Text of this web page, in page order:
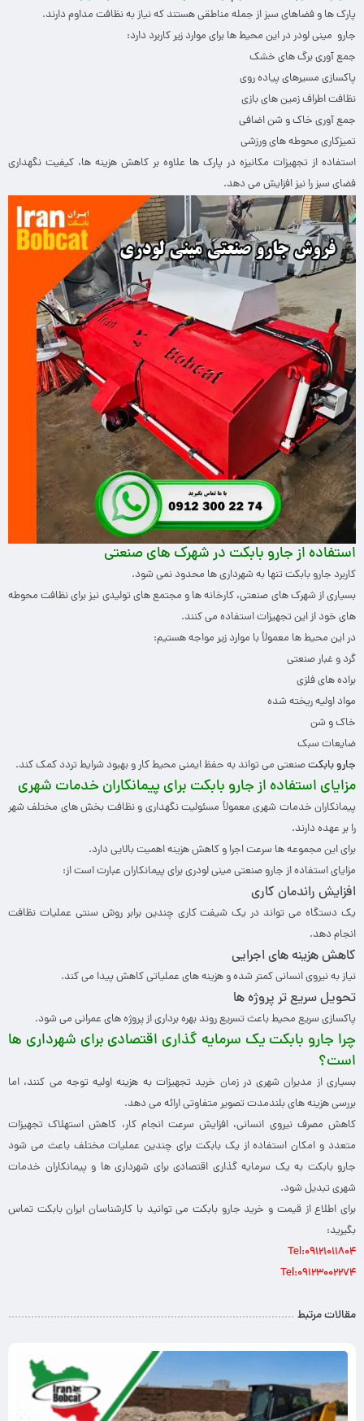
پارک ها و فضاهای سبز از جمله مناطقی هستند که نیاز به نظافت مداوم دارند.
جارو مینی لودر در این محیط ها برای موارد زیر کاربرد دارد:
جمع آوری برگ های خشک
پاکسازی مسیرهای پیاده روی
نظافت اطراف زمین های بازی
جمع آوری خاک و شن اضافی
تمیزکاری محوطه های ورزشی
استفاده از تجهیزات مکانیزه در پارک ها علاوه بر کاهش هزینه ها، کیفیت نگهداری
فضای سبز را نیز افزایش می دهد.
استفاده از جارو بابکت در شهرک های صنعتی
کاربرد جارو بابکت تنها به شهرداری ها محدود نمی شود.
بسیاری از شهرک های صنعتی، کارخانه ها و مجتمع های تولیدی نیز برای نظافت محوطه
های خود از این تجهیزات استفاده می کنند.
در این محیط ها معمولاً با موارد زیر مواجه هستیم:
گرد و غبار صنعتی
براده های فلزی
مواد اولیه ریخته شده
خاک و شن
ضایعات سبک
جارو بابکتصنعتی می تواند به حفظ ایمنی محیط کار و بهبود شرایط تردد کمک کند.
مزایای استفاده از جارو بابکت برای پیمانکاران خدمات شهری
پیمانکاران خدمات شهری معمولاً مسئولیت نگهداری و نظافت بخش های مختلف شهر
را بر عهده دارند.
برای این مجموعه ها سرعت اجرا و کاهش هزینه اهمیت بالایی دارد.
مزایای استفاده از جارو صنعتی مینی لودری برای پیمانکاران عبارت است از:
افزایش راندمان کاری
یک دستگاه می تواند در یک شیفت کاری چندین برابر روش سنتی عملیات نظافت
انجام دهد.
کاهش هزینه های اجرایی
نیاز به نیروی انسانی کمتر شده و هزینه های عملیاتی کاهش پیدا می کند.
تحویل سریع تر پروژه ها
پاکسازی سریع محیط باعث تسریع روند بهره برداری از پروژه های عمرانی می شود.
چرا جارو بابکت یک سرمایه گذاری اقتصادی برای شهرداری ها
است؟
بسیاری از مدیران شهری در زمان خرید تجهیزات به هزینه اولیه توجه می کنند، اما
بررسی هزینه های بلندمدت تصویر متفاوتی ارائه می دهد.
کاهش مصرف نیروی انسانی، افزایش سرعت انجام کار، کاهش استهلاک تجهیزات
متعدد و امکان استفاده از یک بابکت برای چندین عملیات مختلف باعث می شود
جارو بابکت به یک سرمایه گذاری اقتصادی برای شهرداری ها و پیمانکاران خدمات
شهری تبدیل شود.
برای اطلاع از قیمت و خرید جارو بابکت می توانید با کارشناسان ایران بابکت تماس
بگیرید:
Tel:09121011804
Tel:09123002274
مقالات مرتبط